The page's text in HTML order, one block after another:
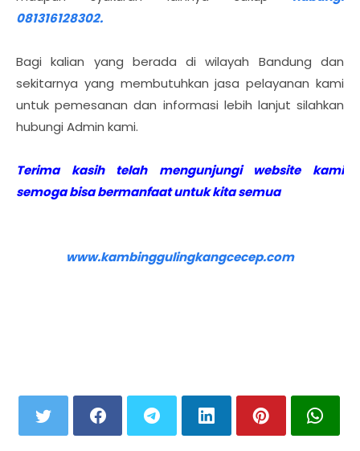
081316128302.
Bagi kalian yang berada di wilayah Bandung dan
sekitarnya yang membutuhkan jasa pelayanan kami
untuk pemesanan dan informasi lebih lanjut silahkan
hubungi Admin kami.
Terima kasih telah mengunjungi website kami
semoga bisa bermanfaat untuk kita semua
www.kambinggulingkangcecep.com